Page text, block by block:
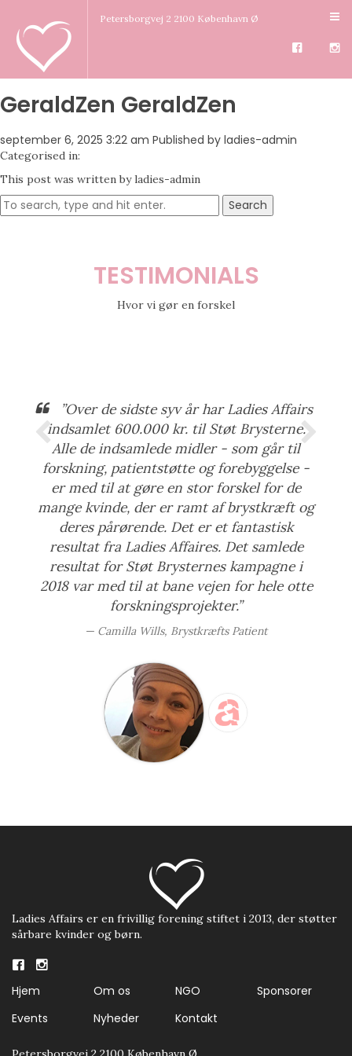
Petersborgvej 2 2100 København Ø
GeraldZen GeraldZen
september 6, 2025 3:22 am Published by ladies-admin
Categorised in:
This post was written by ladies-admin
Search
TESTIMONIALS
Hvor vi gør en forskel
”Over de sidste syv år har Ladies Affairs
indsamlet 600.000 kr. til Støt Brysterne.
Alle de indsamlede midler - som går til
forskning, patientstøtte og forebyggelse -
er med til at gøre en stor forskel for de
mange kvinde, der er ramt af brystkræft og
deres pårørende. Det er et fantastisk
resultat fra Ladies Affaires. Det samlede
resultat for Støt Brysternes kampagne i
2018 var med til at bane vejen for hele otte
forskningsprojekter.”
Camilla Wills, Brystkræfts Patient
Ladies Affairs er en frivillig forening stiftet i 2013, der støtter
sårbare kvinder og børn.
Hjem Om os NGO
Sponsorer
Events
Nyheder Kontakt